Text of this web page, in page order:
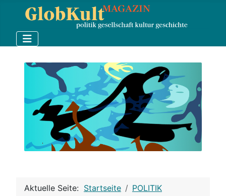
Aktuelle Seite: Startseite
POLITIK